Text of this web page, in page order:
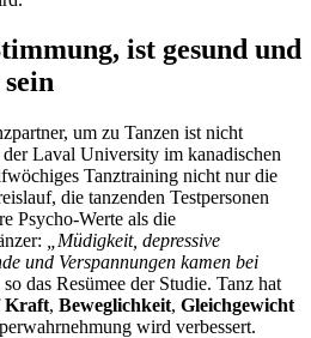
ist gesund und
um zu Tanzen ist nicht
Laval University im kanadischen
Tanztraining nicht nur die
die tanzenden Testpersonen
Psycho-Werte als die
„Müdigkeit, depressive
und Verspannungen kamen bei
so das Resümee der Studie. Tanz hat
Kraft, Beweglichkeit, Gleichgewicht
wird verbessert.